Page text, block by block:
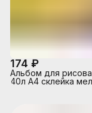
174 ₽
Альбом для
40л А4 склейка